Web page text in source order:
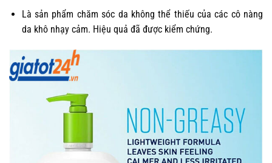
Là sản phẩm chăm sóc da không thể thiếu của các cô nàng
da khô nhạy cảm. Hiệu quả đã được kiểm chứng.